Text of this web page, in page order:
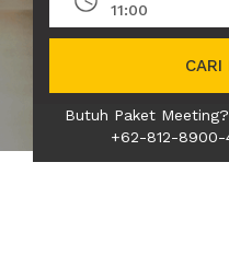
11:00
CARI
Butuh Paket
+62-812-8900-